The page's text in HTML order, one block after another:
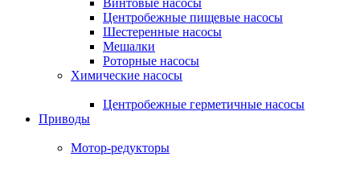
Винтовые насосы
Центробежные пищевые насосы
Шестеренные насосы
Мешалки
Роторные насосы
Химические насосы
Центробежные герметичные насосы
Приводы
Мотор-редукторы